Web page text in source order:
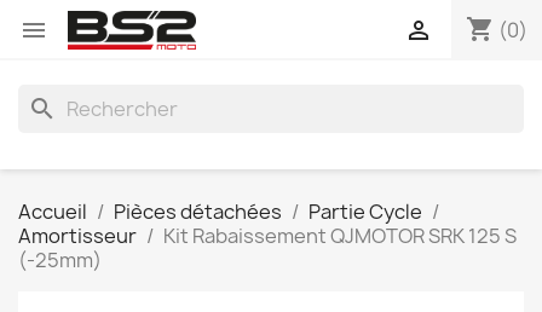
 shopping_cart (0)

search
Accueil Pièces détachées
Partie Cycle
Amortisseur
Kit Rabaissement QJMOTOR SRK 125 S
(-25mm)